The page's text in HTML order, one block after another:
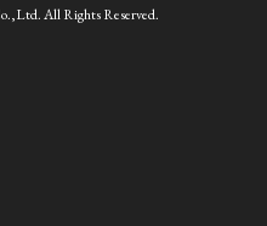
All Rights Reserved.